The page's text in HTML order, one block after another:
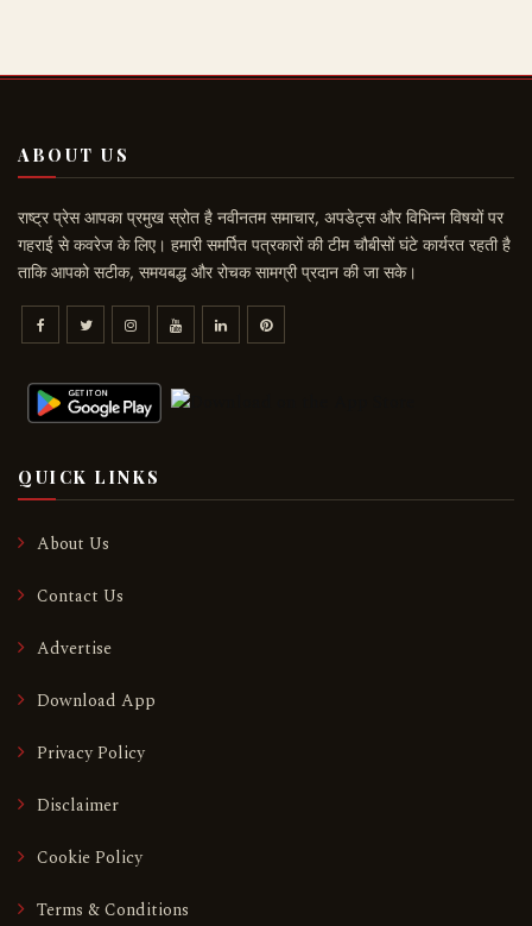
ABOUT US
राष्ट्र प्रेस आपका प्रमुख स्रोत है नवीनतम समाचार, अपडेट्स और विभिन्न विषयों पर
गहराई से कवरेज के लिए। हमारी समर्पित पत्रकारों की टीम चौबीसों घंटे कार्यरत रहती है
ताकि आपको सटीक, समयबद्ध और रोचक सामग्री प्रदान की जा सके।
QUICK LINKS
About Us
Contact Us
Advertise
Download App
Privacy Policy
Disclaimer
Cookie Policy
Terms & Conditions